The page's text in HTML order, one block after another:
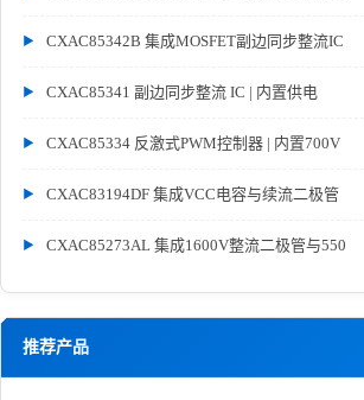
CXAC85342B 集成MOSFET副边同步整流IC
CXAC85341 副边同步整流 IC | 内置供电
CXAC85334 反激式PWM控制器 | 内置700V
CXAC83194DF 集成VCC电容与续流二极管
CXAC85273AL 集成1600V整流二极管与550
推荐产品